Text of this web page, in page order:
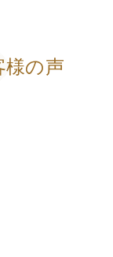
様の声